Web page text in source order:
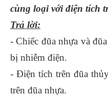
cùng loại với điện tích
Trả lời:
- Chiếc đũa nhựa và
bị nhiễm điện.
- Điện tích trên đũa
trên đũa nhựa.